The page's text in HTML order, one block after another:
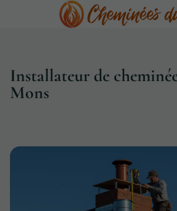
Installateur de
Mons